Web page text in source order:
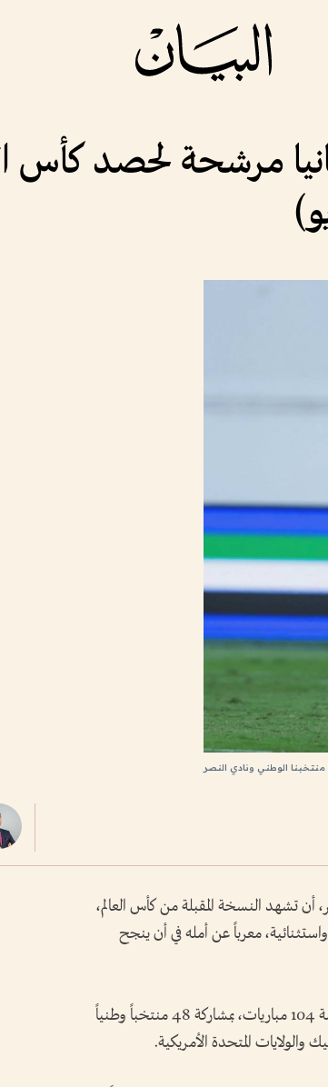
مرشحة لحصد كأس
الوطني ونادي النصر
تشهد النسخة المقبلة من كأس العالم،
منافسات قوية واستثنائية، معرباً عن أمله في أن ينجح
وستشهد النسخة الأكبر على الإطلاق في تاريخ كأس العالم إقامة 104 مباريات، بمشاركة 48 منتخباً وطنياً